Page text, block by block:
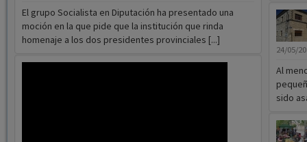
El grupo Socialista en Diputación ha presentado una
moción en la que pide que la institución que rinda
homenaje a los dos presidentes provinciales [...]
24/05/
Al
sido